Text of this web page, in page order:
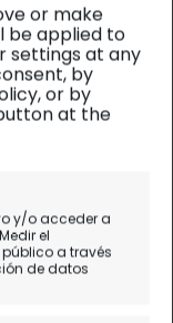
or make
be applied to
settings at any
by
or by
at the
y/o acceder a
el
a través
de datos